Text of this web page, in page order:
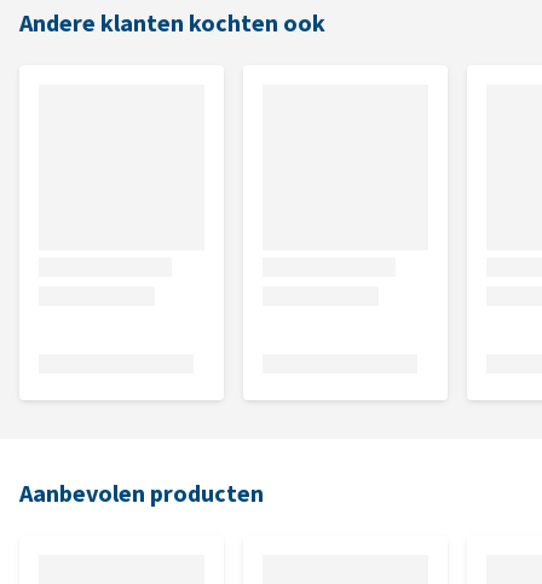
Andere klanten kochten ook
Aanbevolen producten